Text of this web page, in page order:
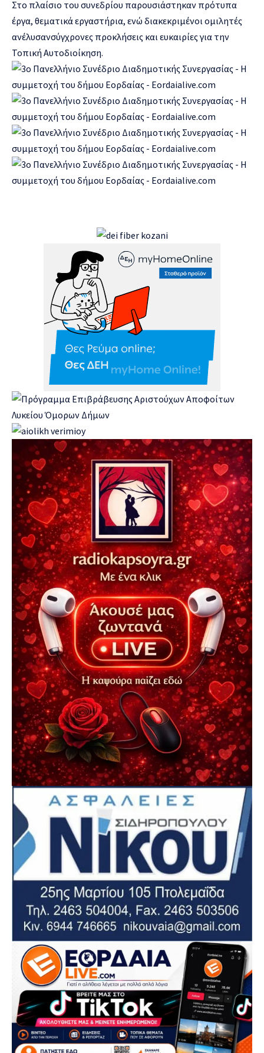
Στο πλαίσιο του συνεδρίου παρουσιάστηκαν πρότυπα
έργα, θεματικά εργαστήρια, ενώ διακεκριμένοι ομιλητές
ανέλυσανσύγχρονες προκλήσεις και ευκαιρίες για την
Τοπική Αυτοδιοίκηση.